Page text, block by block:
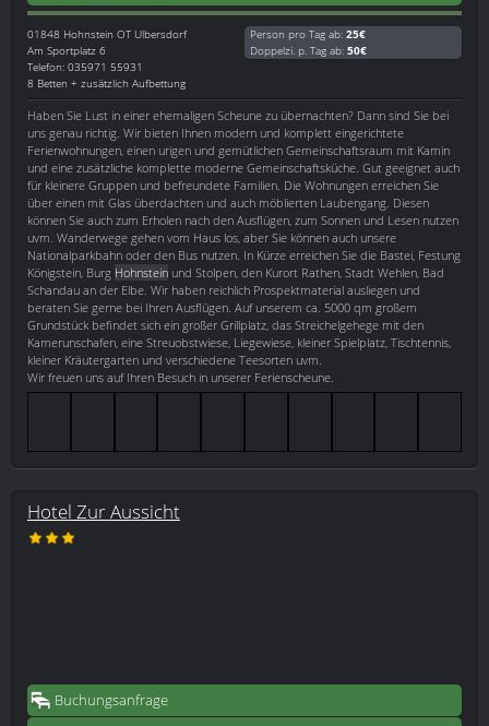
01848 Hohnstein OT Ulbersdorf
Am Sportplatz 6
Telefon: 035971 55931
8 Betten + zusätzlich Aufbettung
Person pro Tag ab: 25€
Doppelzi. p. Tag ab: 50€
Haben Sie Lust in einer ehemaligen Scheune zu übernachten? Dann sind Sie bei
uns genau richtig. Wir bieten Ihnen modern und komplett eingerichtete
Ferienwohnungen, einen urigen und gemütlichen Gemeinschaftsraum mit Kamin
und eine zusätzliche komplette moderne Gemeinschaftsküche. Gut geeignet auch
für kleinere Gruppen und befreundete Familien. Die Wohnungen erreichen Sie
über einen mit Glas überdachten und auch möblierten Laubengang. Diesen
können Sie auch zum Erholen nach den Ausflügen, zum Sonnen und Lesen nutzen
uvm. Wanderwege gehen vom Haus los, aber Sie können auch unsere
Nationalparkbahn oder den Bus nutzen. In Kürze erreichen Sie die Bastei, Festung
Königstein, Burg Hohnstein und Stolpen, den Kurort Rathen, Stadt Wehlen, Bad
Schandau an der Elbe. Wir haben reichlich Prospektmaterial ausliegen und
beraten Sie gerne bei Ihren Ausflügen. Auf unserem ca. 5000 qm großem
Grundstück befindet sich ein großer Grillplatz, das Streichelgehege mit den
Kamerunschafen, eine Streuobstwiese, Liegewiese, kleiner Spielplatz, Tischtennis,
kleiner Kräutergarten und verschiedene Teesorten uvm.
Wir freuen uns auf Ihren Besuch in unserer Ferienscheune.
Hotel Zur Aussicht
Buchungsanfrage